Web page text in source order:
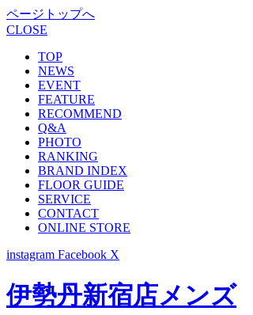
ページトップへ
CLOSE
TOP
NEWS
EVENT
FEATURE
RECOMMEND
Q&A
PHOTO
RANKING
BRAND INDEX
FLOOR GUIDE
SERVICE
CONTACT
ONLINE STORE
instagram Facebook X
伊勢丹新宿店メンズ